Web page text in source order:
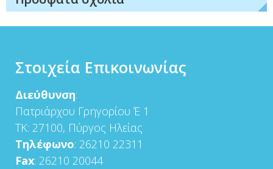
Στοιχεία Επικοινωνίας
Διεύθυνση:
Πατριάρχου Γρηγορίου Έ 1
ΤΚ: 27100, Πύργος Ηλείας
Τηλέφωνο: 26210 22311
Fax: 26210 20044